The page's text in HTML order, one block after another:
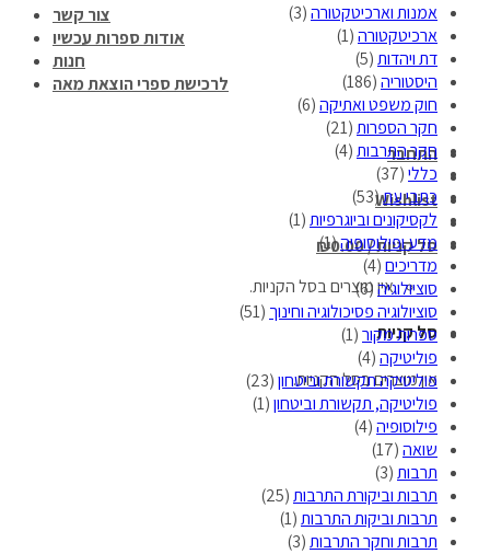
צור קשר
אודות ספרות עכשיו
חנות
לרכישת ספרי הוצאת מאה
התחבר
Wishlist
סל קניות /
₪0.00
אין מוצרים בסל הקניות.
סל קניות
אין מוצרים בסל הקניות.
אמנות וארכיטקטורה(3)
ארכיטקטורה(1)
דת ויהדות(5)
היסטוריה(186)
חוק משפט ואתיקה(6)
חקר הספרות(21)
חקר התרבות(4)
כללי(37)
כתבי עת(53)
לקסיקונים וביוגרפיות(1)
מדע ופילוסופיה(1)
מדריכים(4)
סוציולוגיה(6)
סוציולוגיה פסיכולוגיה וחינוך (51)
ספרות מקור(1)
פוליטיקה(4)
פוליטיקה תקשורת וביטחון(23)
פוליטיקה, תקשורת וביטחון(1)
פילוסופיה(4)
שואה(17)
תרבות(3)
תרבות וביקורת התרבות(25)
תרבות וביקות התרבות(1)
תרבות וחקר התרבות(3)